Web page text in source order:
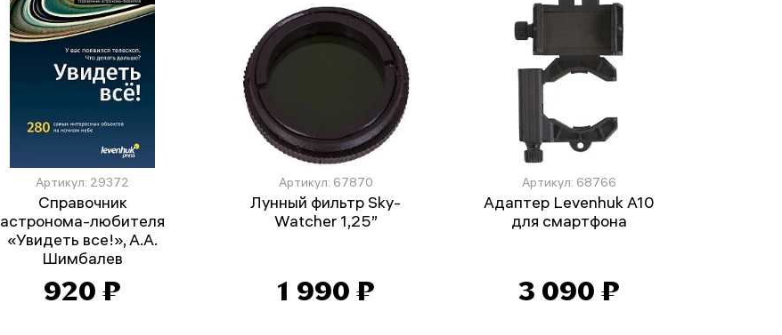
Артикул: 29372
Справочник
астронома-любителя
«Увидеть все!», А.А.
Шимбалев
920 ₽
Артикул: 67870
Лунный фильтр Sky-
Watcher 1,25”
1 990 ₽
Артикул: 68766
Адаптер Levenhuk A10
для смартфона
3 090 ₽